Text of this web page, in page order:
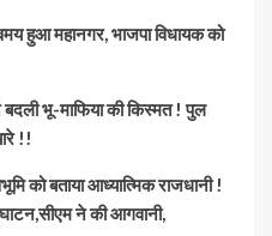
हुआ महानगर, भाजपा विधायक को
भू-माफिया की किस्मत ! पुल
!!
को बताया आध्यात्मिक राजधानी !
ने की आगवानी,